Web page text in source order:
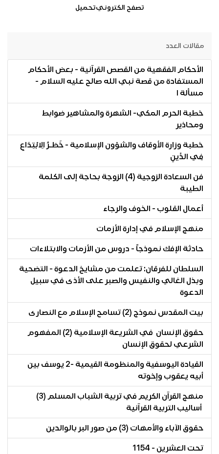
تصفح الكترونيتحميل
مقالات العدد
الأحكام الفقهية من القصص القرآنية - بعض الأحكام
المستفادة من قصة نبي الله صالح عليه السلام -
مسألة ا
خطبة الحرم المكي- الشهرة والمشاهير ضوابط
ومحاذير
خطبة وزارة الأوقاف والشؤون الإسلامية - خَطَـرُ الِابْتِدَاعِ
فِي الدِّينِ
فن السعادة الزوجية (4) الزوجة بحاجة إلى الكلمة
الطيبة
أعمال القلوب - الخوف والرجاء
منهج الإسلام في إدارة الأزمات
حادثة الإفك نموذجاً - دروس من الأزمات والابتلاءات
السلطان للفرقان: تعلمت من مشايخ الدعوة - التضحية
وبذل الغالي والنفيس والصبر على الأذى في سبيل
الدعوة
بيت المقدس نموذج (2) تسامح الإسلام مع النصارى
حقوق الإنسان في الشريعة الإسلامية (2) المفهوم
الشرعي لحقوق الإنسان
القيادة اليوسفية والمنظومة القيمية -2 يوسف بين
أبيه يعقوب وإخوته
منهج القرآن الكريم في تربية الشباب المسلم (3)
أساليب التربية القرآنية
حقوق الآباء والأمهات (3) من صور البر بالوالدين
تحت العشرين - 1154